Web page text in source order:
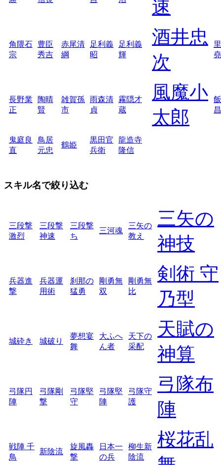
速
角隈石
宗
豊臣
秀吉
赤尾清
綱
足利義
昭
足利義
輝
酒井忠
次
堯
長野業
正
陶晴
賢
雑賀孫
市
雨森清
貞
霧隠才
蔵
風魔小
太郎
昌
鬼庭良
直
鳥居
元忠
鶴姫
黒田官
兵衛
龍造寺
隆信
スキル名で絞り込む
三段撃
激烈
三段撃
神速
三段撃
ち
三河魂
三矢の
教え
三矢の
神技
兵器進
撃
兵器運
用術
刹那の
猛勇
剛勇無
双
剛勇無
比
剣術 守
乃型
城砕き 城破り
夢想宴
舞
大ふへ
ん者
天下の
采配
天賦の
神算
弓隊円
陣
弓隊剛
撃
弓隊堅
守
弓隊堅
陣
弓隊守
護
弓隊布
陣
戦陣 千
鳥
新陰流
旋風轟
撃
日本一
の兵
柳生新
陰流
桜花乱